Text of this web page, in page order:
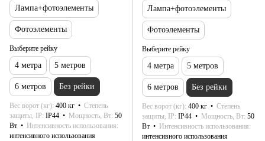
Лампа+фотоэлементы
Фотоэлементы
Выберите рейку
4 метра 5 метров
6 метров Без рейки
Вес ворот (кг) 400 кг
Степень
защиты, IP IP44 Мощность, Вт 50
Вт
Интенсивность использования
интенсивного использования
Лампа+фотоэлементы
Фотоэлементы
Выберите рейку
4 метра 5 метров
6 метров Без рейки
Вес ворот (кг) 400 кг
Степень
защиты, IP IP44 Мощность, Вт 50
Вт
Интенсивность использования
интенсивного использования